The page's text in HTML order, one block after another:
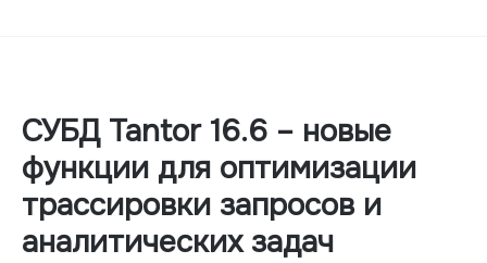
СУБД Tantor 16.6 – новые
функции для оптимизации
трассировки запросов и
аналитических задач